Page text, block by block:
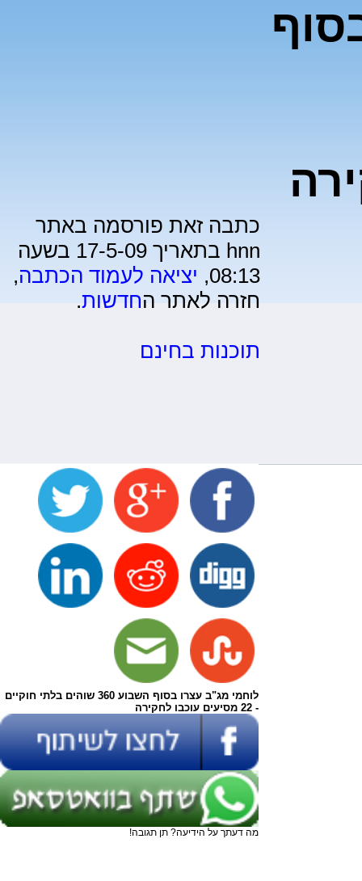
כתבה זאת פורסמה באתר
hnn בתאריך 17-5-09 בשעה
08:13, יציאה לעמוד הכתבה,
חזרה לאתר החדשות.
תוכנות בחינם
לוחמי מג"ב עצרו בסוף השבוע 360 שוהים בלתי חוקיים
- 22 מסיעים עוכבו לחקירה
מה דעתך על הידיעה? תן תגובה!